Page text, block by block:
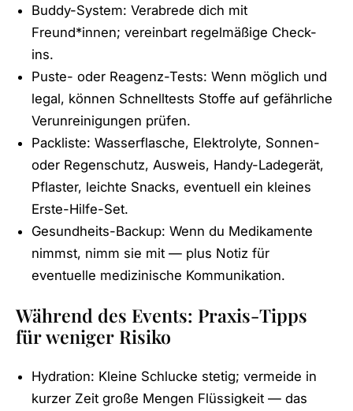
Buddy-System: Verabrede dich mit
Freund*innen; vereinbart regelmäßige Check-
ins.
Puste- oder Reagenz-Tests: Wenn möglich und
legal, können Schnelltests Stoffe auf gefährliche
Verunreinigungen prüfen.
Packliste: Wasserflasche, Elektrolyte, Sonnen-
oder Regenschutz, Ausweis, Handy-Ladegerät,
Pflaster, leichte Snacks, eventuell ein kleines
Erste-Hilfe-Set.
Gesundheits-Backup: Wenn du Medikamente
nimmst, nimm sie mit — plus Notiz für
eventuelle medizinische Kommunikation.
Während des Events: Praxis-Tipps
für weniger Risiko
Hydration: Kleine Schlucke stetig; vermeide in
kurzer Zeit große Mengen Flüssigkeit — das